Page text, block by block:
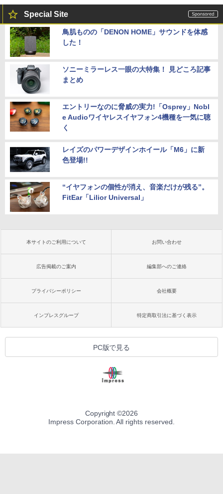
Special Site
鳥肌ものの「DENON HOME」サウンドを体感
した！
ソニーミラーレス一眼の大特集！ 見どころ記事
まとめ
エントリーなのに脅威の実力!「Osprey」Nobl
e Audioワイヤレスイヤフォン4機種を一気に聴
く
レイズのパワーデザインホイール「M6」に新
色登場!!
“イヤフォンの個性が消え、音楽だけが残る”。
FitEar「Lilior Universal」
本サイトのご利用について お問い合わせ
広告掲載のご案内 編集部へのご連絡
プライバシーポリシー 会社概要
インプレスグループ 特定商取引法に基づく表示
PC版で見る
Copyright ©2026
Impress Corporation. All rights reserved.